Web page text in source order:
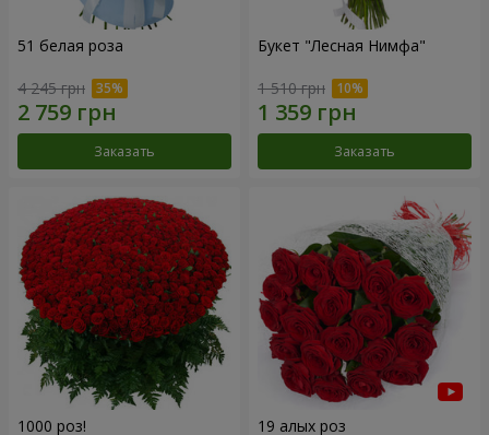
51 белая роза
4 245 грн
Заказать
Букет "Лесная Нимфа"
1 510 грн
Заказать
1000 роз! 19 алых роз